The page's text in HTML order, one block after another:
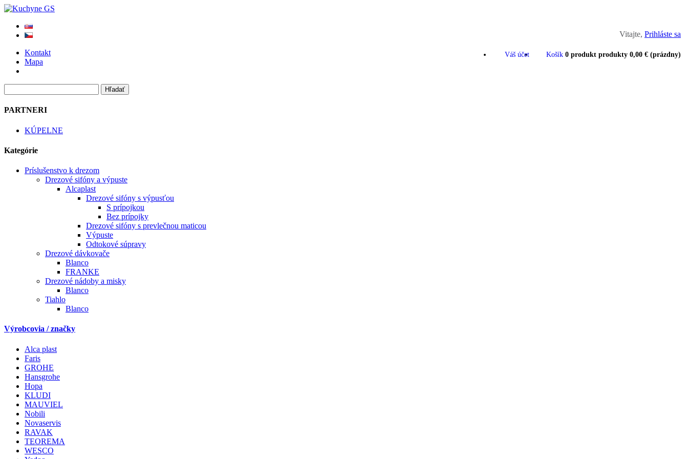
Vitajte, Prihláste sa
Košík 0 produkt produkty 0,00 € (prázdny)
Váš účet
Kontakt
Mapa
PARTNERI
KÚPELNE
Kategórie
Príslušenstvo k drezom
Drezové sifóny a výpuste
Alcaplast
Drezové sifóny s výpusťou
S prípojkou
Bez prípojky
Drezové sifóny s prevlečnou maticou
Výpuste
Odtokové súpravy
Drezové dávkovače
Blanco
FRANKE
Drezové nádoby a misky
Blanco
Tiahlo
Blanco
Výrobcovia / značky
Alca plast
Faris
GROHE
Hansgrohe
Hopa
KLUDI
MAUVIEL
Nobili
Novaservis
RAVAK
TEOREMA
WESCO